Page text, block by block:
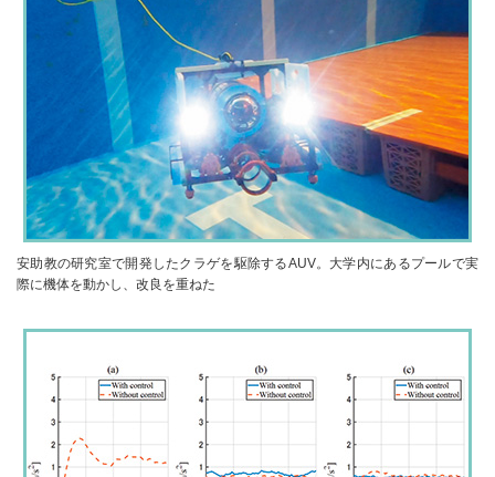
安助教の研究室で開発したクラゲを駆除するAUV。大学内にあるプールで実
際に機体を動かし、改良を重ねた